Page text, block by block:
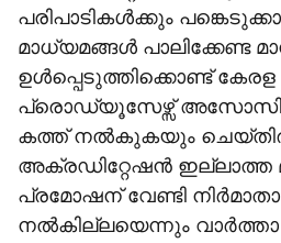
പരിപാടികള്‍ക്കും
മാധ്യമങ്ങള്‍ പാലിക്കേണ്ട
ഉള്‍പ്പെടുത്തിക്കൊണ്ട് കേരള
പ്രൊഡ്യൂസേഴ്സ്
കത്ത് നല്‍കുകയും
അക്രഡിറ്റേഷന്‍ ഇല്ലാത്ത
പ്രമോഷന് വേണ്ടി
നല്‍കില്ലയെന്നും